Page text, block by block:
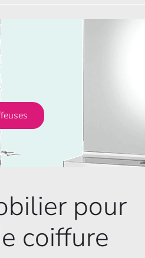
pour
coiffure